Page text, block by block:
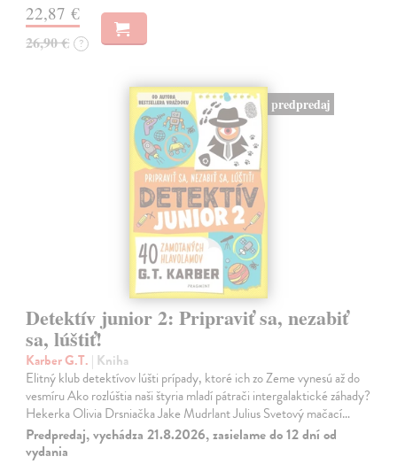
22,87 €
26,90 € ?
predpredaj
Detektív junior 2: Pripraviť sa, nezabiť
sa, lúštiť!
Karber G.T. | Kniha
Elitný klub detektívov lúšti prípady, ktoré ich zo Zeme vynesú až do
vesmíru Ako rozlúštia naši štyria mladí pátrači intergalaktické záhady?
Hekerka Olivia Drsniačka Jake Mudrlant Julius Svetový mačací…
Predpredaj, vychádza 21.8.2026, zasielame do 12 dní od
vydania